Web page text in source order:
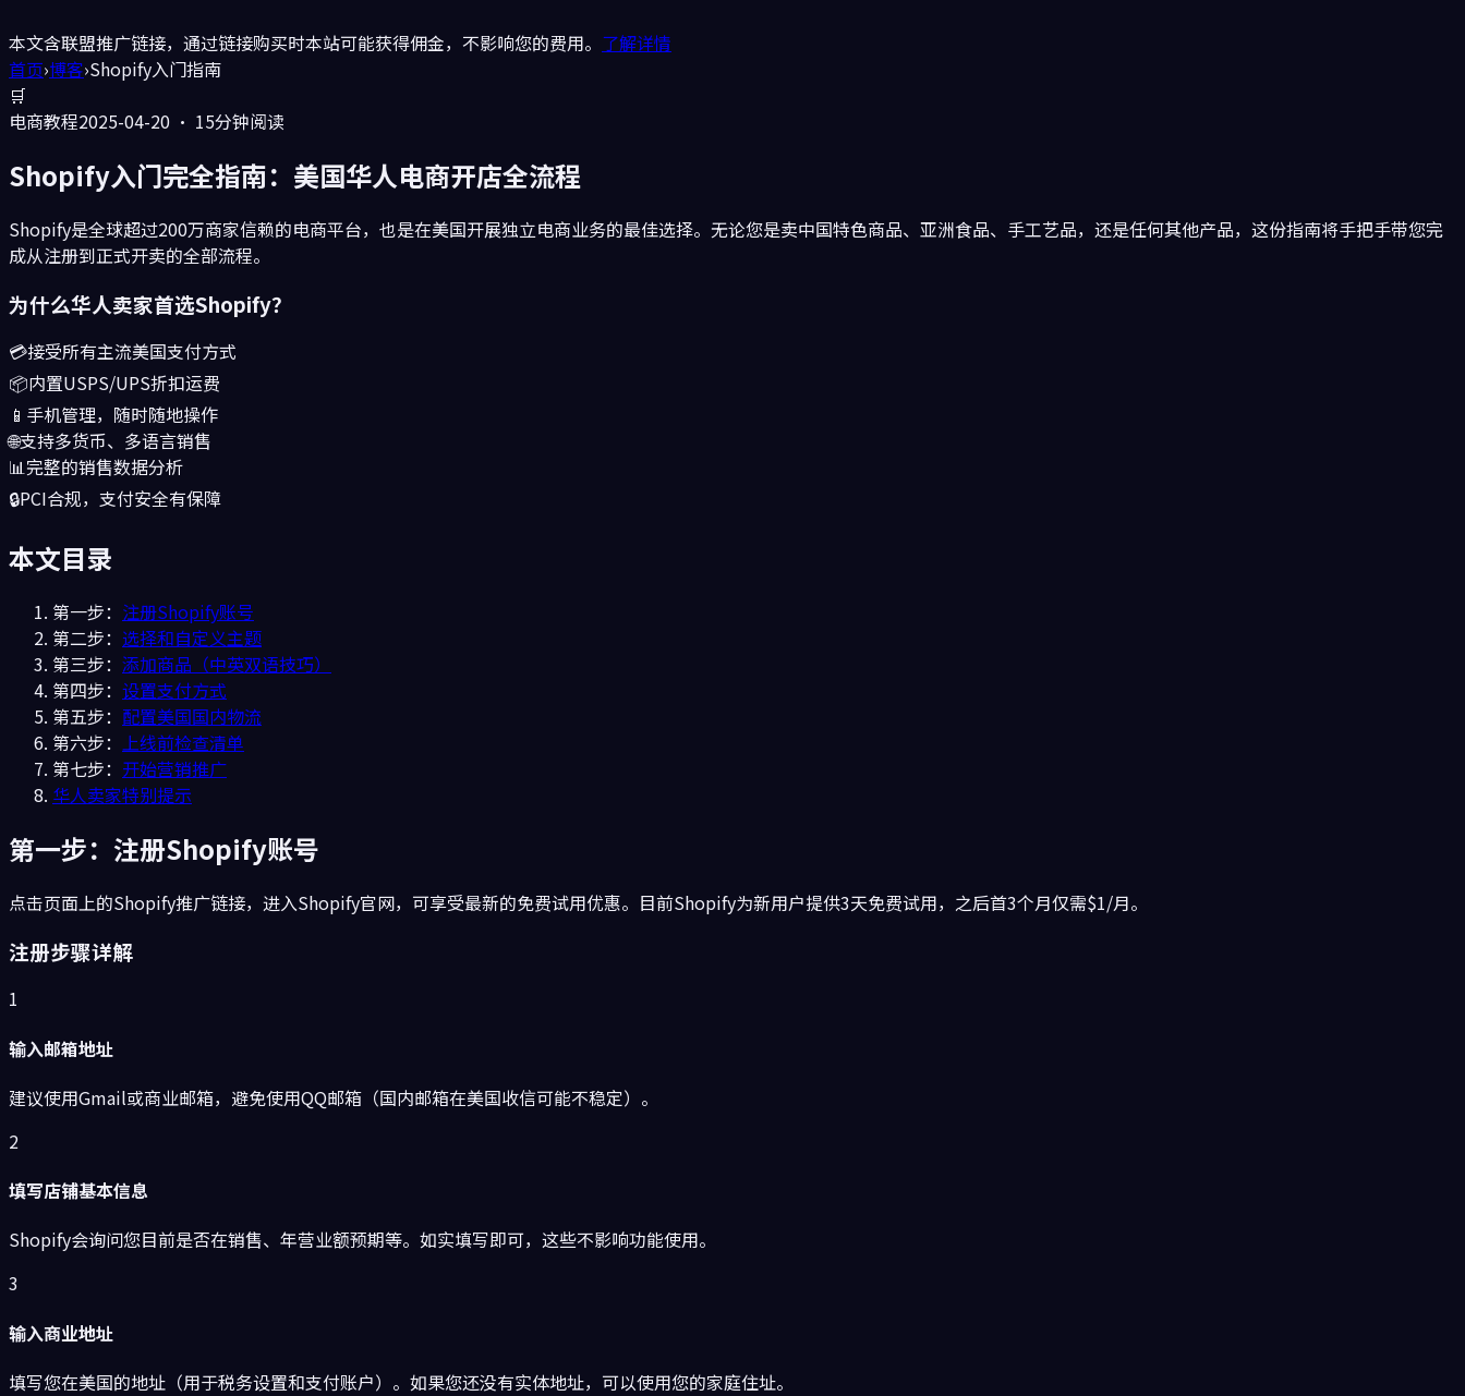
本文含联盟推广链接，通过链接购买时本站可能获得佣金，不影响您的费用。 了解详情
首页›博客›Shopify入门指南
🛒
电商教程2025-04-20 · 15分钟阅读
Shopify入门完全指南：美国华人电商开店全流程
Shopify是全球超过200万商家信赖的电商平台，也是在美国开展独立电商业务的最佳选择。无论您是卖中国特色商品、亚洲食品、手工艺品，还是任何其他产品，这份指南将手把手带您完
成从注册到正式开卖的全部流程。
为什么华人卖家首选Shopify？
💳接受所有主流美国支付方式
📦内置USPS/UPS折扣运费
📱 手机管理，随时随地操作
🌐支持多货币、多语言销售
📊完整的销售数据分析
🔒PCI合规，支付安全有保障
本文目录
第一步： 注册Shopify账号
第二步： 选择和自定义主题
第三步： 添加商品（中英双语技巧）
第四步： 设置支付方式
第五步： 配置美国国内物流
第六步： 上线前检查清单
第七步： 开始营销推广
华人卖家特别提示
第一步：注册Shopify账号
点击页面上的Shopify推广链接，进入Shopify官网，可享受最新的免费试用优惠。目前Shopify为新用户提供3天免费试用，之后首3个月仅需$1/月。
注册步骤详解
1
输入邮箱地址
建议使用Gmail或商业邮箱，避免使用QQ邮箱（国内邮箱在美国收信可能不稳定）。
2
填写店铺基本信息
Shopify会询问您目前是否在销售、年营业额预期等。如实填写即可，这些不影响功能使用。
3
输入商业地址
填写您在美国的地址（用于税务设置和支付账户）。如果您还没有实体地址，可以使用您的家庭住址。